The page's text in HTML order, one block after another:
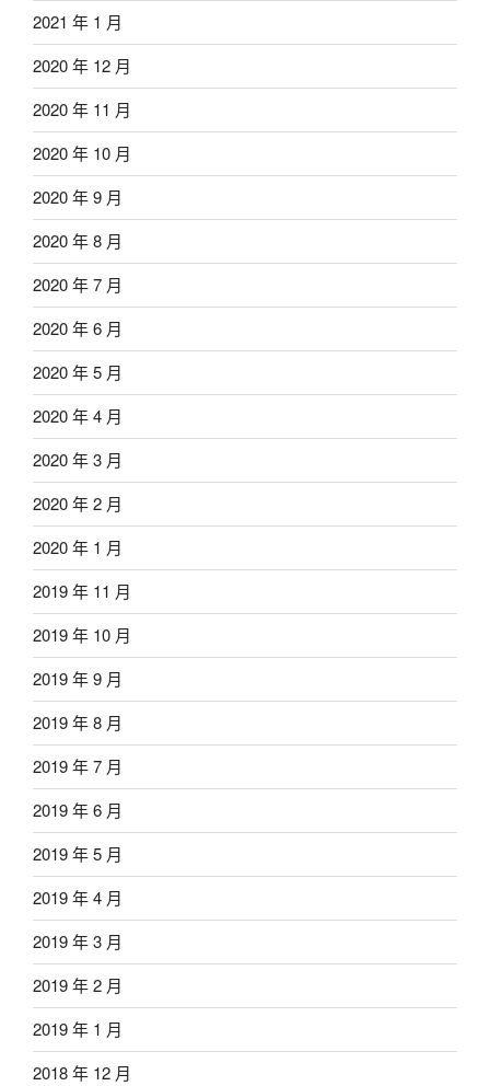
2021 年 1 月
2020 年 12 月
2020 年 11 月
2020 年 10 月
2020 年 9 月
2020 年 8 月
2020 年 7 月
2020 年 6 月
2020 年 5 月
2020 年 4 月
2020 年 3 月
2020 年 2 月
2020 年 1 月
2019 年 11 月
2019 年 10 月
2019 年 9 月
2019 年 8 月
2019 年 7 月
2019 年 6 月
2019 年 5 月
2019 年 4 月
2019 年 3 月
2019 年 2 月
2019 年 1 月
2018 年 12 月